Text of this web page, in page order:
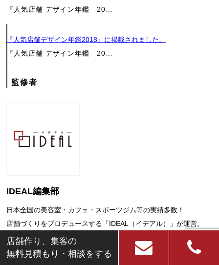
『人気店舗 デザイン年鑑 20…
『人気店舗デザイン年鑑2018』に掲載されました。
『人気店舗 デザイン年鑑 20…
監修者
IDEAL編集部
日本全国の美容室・カフェ・スポーツジム等の実績多数！
店舗づくりをプロデュースする「IDEAL（イデアル）」が運営。
新規開業、店舗運営のお悩みや知りたい情報をわかりやすくお届け
いたします。
店舗作り、集客の
無料見積もり・相談をする